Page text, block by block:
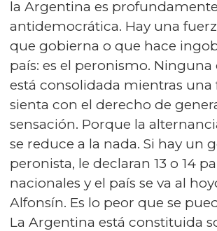
la Argentina es profundamente
antidemocrática. Hay una
que gobierna o que hace
país: es el peronismo.
está consolidada mientras una
sienta con el derecho de
sensación. Porque la
se reduce a la nada. Si hay un
peronista, le declaran 13 o 14
nacionales y el país se va al
Alfonsín. Es lo peor que se
La Argentina está constituida